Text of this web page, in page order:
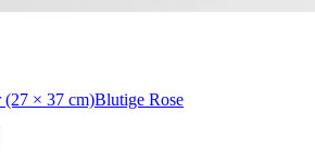
(27 × 37 cm)Blutige Rose